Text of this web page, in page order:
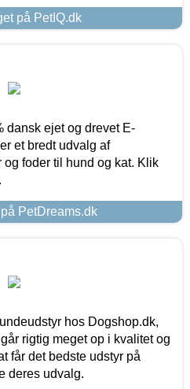
på PetIQ.dk
dansk ejet og drevet E-
et bredt udvalg af
og foder til hund og kat. Klik
PetDreams.dk
hos Dogshop.dk,
rigtig meget op i kvalitet og
får det bedste udstyr på
deres udvalg.